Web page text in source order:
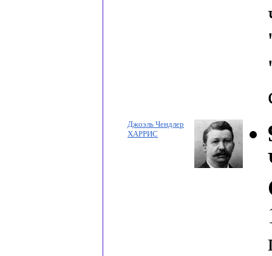
Джоэль Чендлер
ХАРРИС